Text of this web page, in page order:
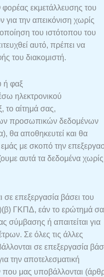
εκμετάλλευσης του
για την απεικόνιση χωρίς
του ιστότοπου του
αυτό, πρέπει να
του διακομιστή.
ή φαξ
ηλεκτρονικού
το αίτημά σας,
προσωπικών δεδομένων
θα αποθηκευτεί και θα
με σκοπό την
αυτά τα δεδομένα χωρίς
επεξεργασία βάσει του
ΓΚΠΔ, εάν το ερώτημά
σύμβασης ή απαιτείται για
Σε όλες τις άλλες
σε επεξεργασία
την αποτελεσματική
μας υποβάλλονται